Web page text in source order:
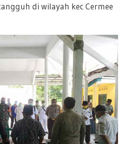
di wilayah kec Cermee